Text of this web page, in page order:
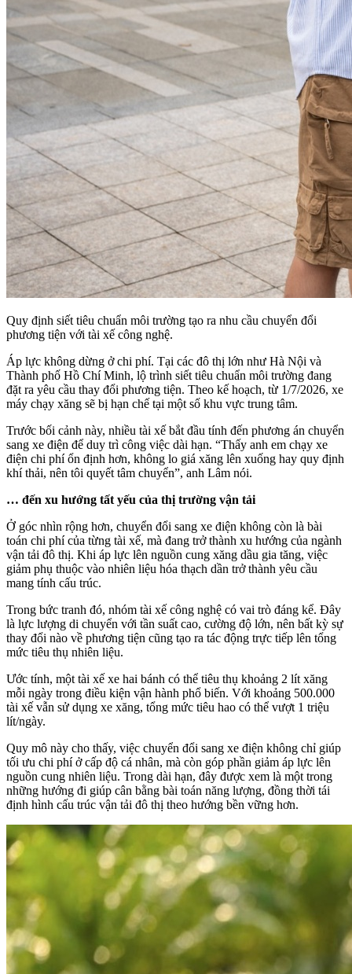
Quy định siết tiêu chuẩn môi trường tạo ra nhu cầu chuyển đổi
phương tiện với tài xế công nghệ.
Áp lực không dừng ở chi phí. Tại các đô thị lớn như Hà Nội và
Thành phố Hồ Chí Minh, lộ trình siết tiêu chuẩn môi trường đang
đặt ra yêu cầu thay đổi phương tiện. Theo kế hoạch, từ 1/7/2026, xe
máy chạy xăng sẽ bị hạn chế tại một số khu vực trung tâm.
Trước bối cảnh này, nhiều tài xế bắt đầu tính đến phương án chuyển
sang xe điện để duy trì công việc dài hạn. “Thấy anh em chạy xe
điện chi phí ổn định hơn, không lo giá xăng lên xuống hay quy định
khí thải, nên tôi quyết tâm chuyển”, anh Lâm nói.
… đến xu hướng tất yếu của thị trường vận tải
Ở góc nhìn rộng hơn, chuyển đổi sang xe điện không còn là bài
toán chi phí của từng tài xế, mà đang trở thành xu hướng của ngành
vận tải đô thị. Khi áp lực lên nguồn cung xăng dầu gia tăng, việc
giảm phụ thuộc vào nhiên liệu hóa thạch dần trở thành yêu cầu
mang tính cấu trúc.
Trong bức tranh đó, nhóm tài xế công nghệ có vai trò đáng kể. Đây
là lực lượng di chuyển với tần suất cao, cường độ lớn, nên bất kỳ sự
thay đổi nào về phương tiện cũng tạo ra tác động trực tiếp lên tổng
mức tiêu thụ nhiên liệu.
Ước tính, một tài xế xe hai bánh có thể tiêu thụ khoảng 2 lít xăng
mỗi ngày trong điều kiện vận hành phổ biến. Với khoảng 500.000
tài xế vẫn sử dụng xe xăng, tổng mức tiêu hao có thể vượt 1 triệu
lít/ngày.
Quy mô này cho thấy, việc chuyển đổi sang xe điện không chỉ giúp
tối ưu chi phí ở cấp độ cá nhân, mà còn góp phần giảm áp lực lên
nguồn cung nhiên liệu. Trong dài hạn, đây được xem là một trong
những hướng đi giúp cân bằng bài toán năng lượng, đồng thời tái
định hình cấu trúc vận tải đô thị theo hướng bền vững hơn.